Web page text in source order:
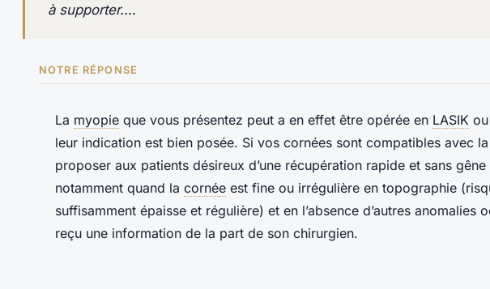
à supporter.…
NOTRE RÉPONSE
La myopie que vous présentez peut a en effet être opérée en LASIK
leur indication est bien posée. Si vos cornées sont compatibles avec
proposer aux patients désireux d’une récupération rapide et sans
notamment quand la cornée est fine ou irrégulière en topographie
suffisamment épaisse et régulière) et en l’absence d’autres
reçu une information de la part de son chirurgien.